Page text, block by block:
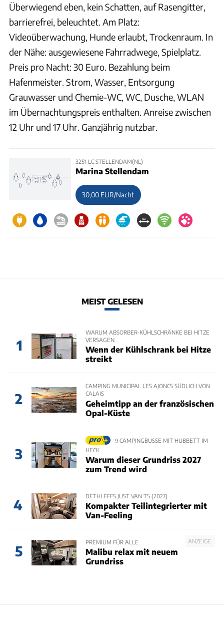
Überwiegend eben, kein Schatten, auf Rasengitter,
barrierefrei, beleuchtet. Am Platz:
Videoüberwachung, Hunde erlaubt, Trockenraum. In
der Nähe: ausgewiesene Fahrradwege, Spielplatz.
Preis pro Nacht: 30 Euro. Bezahlung beim
Hafenmeister. Strom, Wasser, Entsorgung
Grauwasser und Chemie-WC, WC, Dusche, WLAN
im Übernachtungspreis enthalten. Anreise zwischen
12 Uhr und 17 Uhr. Ganzjährig nutzbar.
3251 LC STELLENDAM(NL)
Marina Stellendam
30,00 EUR/Nacht
MEIST GELESEN
1
WARUM ABSORBER-KÜHLSCHRÄNKE BEI HITZE
VERSAGEN
Wenn der Kühlschrank bei Hitze
streikt
2
CAMPING MUNICIPAL LES AJONCS SÜDLICH VON
CALAIS
Geheimtipp an der französischen
Opal-Küste
3
9 CAMPINGBUSSE MIT HUBBETT IM
HECK
Warum dieser Grundriss 2027
zum Trend wird
4
DETHLEFFS JUST VAN T5 (2027)
Kompakter Teilintegrierter mit
Van-Feeling
5
ANZEIGE
PREMIUM FÜR ALLE
Malibu relax mit neuem
Grundriss